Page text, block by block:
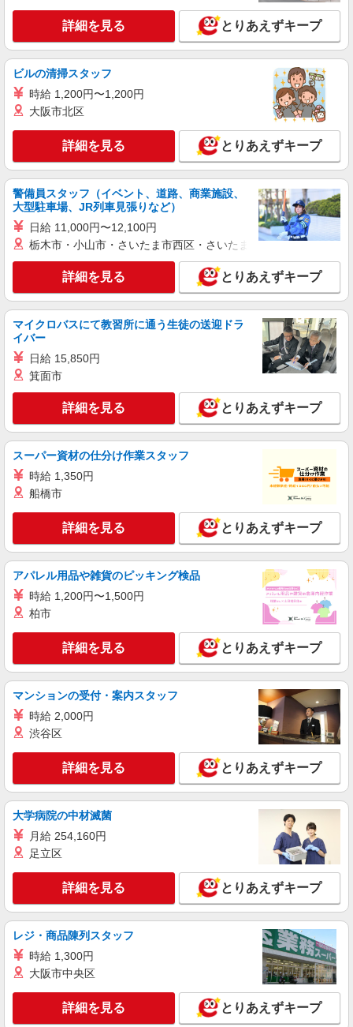
時給1,235円以上 日祝は時給+100円、時間帯手
当あり
ライフ仲宿店 東京都板橋区仲宿47－11
詳細を見る
パート
ライフ板橋富士見町店（店舗コード681）
登録販売者
時給1,500円以上 日曜祝日 時給1,600円以上 17
時以降 時給1,600円以上 20時以降 時給1,700円以
上 ライフ板橋富士見町店 東京都板橋区富士見町
4-8
アルバイト
ライフ赤塚店（店舗コード822）
作業場清掃
ライフ赤塚店 東京都板橋区赤塚1-16-12
キープ 詳細を見る
ライフ仲宿店（店舗コード620）
ライフ仲宿店 東京都板橋区仲宿47－11
キープ 詳細を見る
ライフ板橋店（店舗コード610）
ライフ板橋店 東京都板橋区板橋4-6-1
キープ 詳細を見る
パート
惣菜
時給1,235円以上 日祝+100円、時間帯手当あり
ライフ仲宿店 東京都板橋区仲宿47－11
キープ 詳細を見る
ライフ板橋店（店舗コード610）
精肉
時給1,235円以上
ライフ板橋店 東京都板橋区板橋4-6-1
詳細を見る
詳細を見る とりあえずキープ
ビルの清掃スタッフ
時給 1,200円〜1,200円
大阪市北区
詳細を見る とりあえずキープ
警備員スタッフ（イベント、道路、商業施設、
大型駐車場、JR列車見張りなど）
日給 11,000円〜12,100円
栃木市・小山市・さいたま市西区・さいたま市岩槻区・久喜市・
詳細を見る とりあえずキープ
マイクロバスにて教習所に通う生徒の送迎ドラ
イバー
日給 15,850円
箕面市
詳細を見る とりあえずキープ
スーパー資材の仕分け作業スタッフ
時給 1,350円
船橋市
詳細を見る とりあえずキープ
アパレル用品や雑貨のピッキング検品
時給 1,200円〜1,500円
柏市
詳細を見る とりあえずキープ
マンションの受付・案内スタッフ
時給 2,000円
渋谷区
詳細を見る とりあえずキープ
大学病院の中材滅菌
月給 254,160円
足立区
詳細を見る とりあえずキープ
レジ・商品陳列スタッフ
時給 1,300円
大阪市中央区
詳細を見る とりあえずキープ